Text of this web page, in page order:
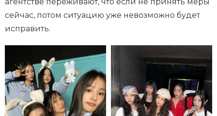
агентстве переживают, что если не принять меры
сейчас, потом ситуацию уже невозможно будет
исправить.